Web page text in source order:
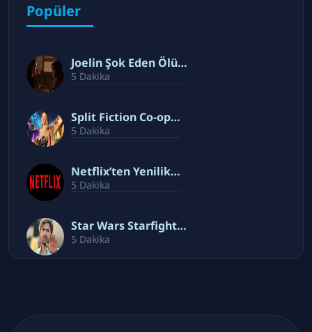
Popüler
Joelin Şok Eden Ölü…
5 Dakika
Split Fiction Co-op…
5 Dakika
Netflix’ten Yenilik…
5 Dakika
Star Wars Starfight…
5 Dakika